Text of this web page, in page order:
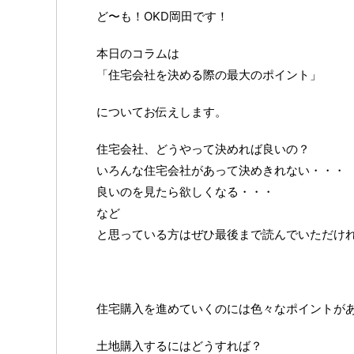
ど〜も！OKD岡田です！
本日のコラムは
「住宅会社を決める際の最大のポイント」
についてお伝えします。
住宅会社、どうやって決めれば良いの？
いろんな住宅会社があって決めきれない・・・
良いのを見たら欲しくなる・・・
など
と思っている方はぜひ最後まで読んでいただけ
住宅購入を進めていくのには色々なポイントが
土地購入するにはどうすれば？